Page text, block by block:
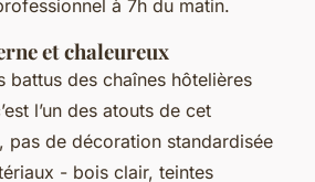
à 7h du matin.
et chaleureux
battus des chaînes hôtelières
l’un des atouts de cet
pas de décoration standardisée
- bois clair, teintes